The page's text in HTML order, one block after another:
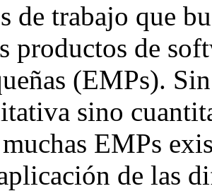
de trabajo que
productos de
(EMPs).
sino
EMPs
de las